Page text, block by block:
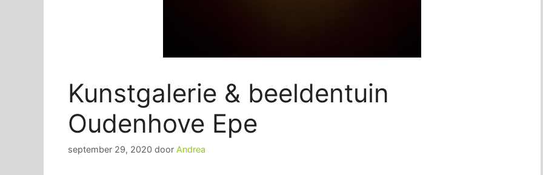
Kunstgalerie & beeldentuin
Oudenhove Epe
september 29, 2020 door Andrea